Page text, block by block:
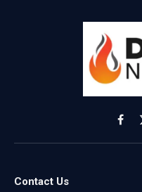
Contact Us